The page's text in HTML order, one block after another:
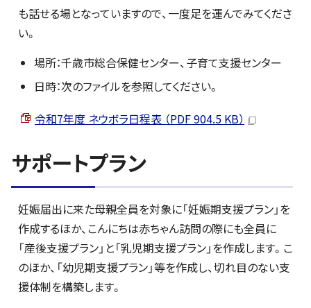
も話せる場となっていますので、一度足を運んでみてくださ
い。
場所：千歳市総合保健センター、子育て支援センター
日時：次のファイルを参照してください。
令和7年度 ネウボラ日程表 （PDF 904.5 KB）
サポートプラン
妊娠届出に来た母親全員を対象に「妊娠期支援プラン」を
作成するほか、こんにちは赤ちゃん訪問の際にも全員に
「産後支援プラン」と「乳児期支援プラン」を作成します。こ
のほか、「幼児期支援プラン」等を作成し、切れ目のない支
援体制を構築します。